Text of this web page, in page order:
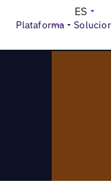
Plataforma
ES
Reports>3